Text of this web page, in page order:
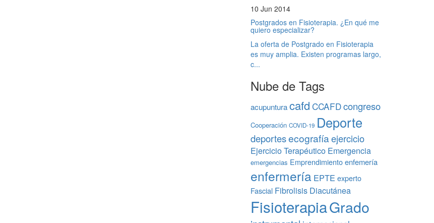
10 Jun 2014
Postgrados en Fisioterapia. ¿En qué me
quiero especializar?
La oferta de Postgrado en Fisioterapia
es muy amplia. Existen programas largo,
c...
Nube de Tags
acupuntura cafd CCAFDcongreso
Cooperación COVID-19 Deporte
deportesecografíaejercicio
Ejercicio Terapéutico Emergencia
emergencias Emprendimiento enfemería
enfermería EPTE experto
Fascial Fibrolisis Diacutánea
FisioterapiaGrado